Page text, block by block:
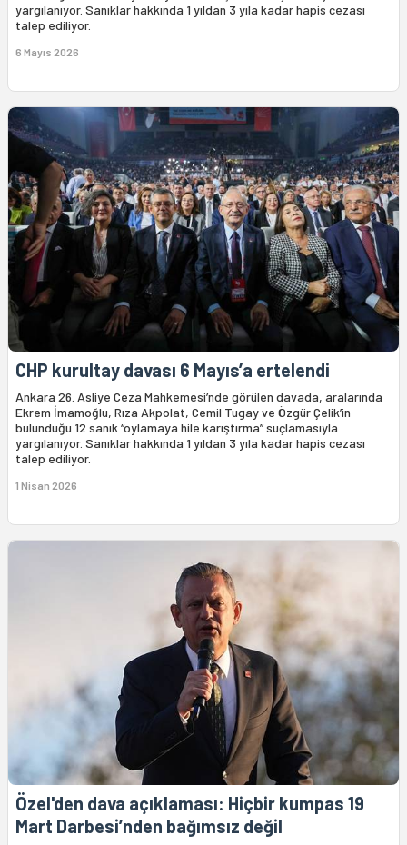
yargılanıyor. Sanıklar hakkında 1 yıldan 3 yıla kadar hapis cezası
talep ediliyor.
6 Mayıs 2026
CHP kurultay davası 6 Mayıs’a ertelendi
Ankara 26. Asliye Ceza Mahkemesi’nde görülen davada, aralarında
Ekrem İmamoğlu, Rıza Akpolat, Cemil Tugay ve Özgür Çelik’in
bulunduğu 12 sanık “oylamaya hile karıştırma” suçlamasıyla
yargılanıyor. Sanıklar hakkında 1 yıldan 3 yıla kadar hapis cezası
talep ediliyor.
1 Nisan 2026
Özel'den dava açıklaması: Hiçbir kumpas 19
Mart Darbesi’nden bağımsız değil